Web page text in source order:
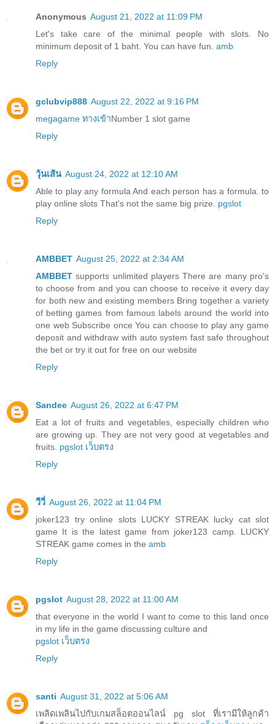
Anonymous August 21, 2022 at 11:09 PM
Let's take care of the minimal people with slots. No
minimum deposit of 1 baht. You can have fun. amb
Reply
gclubvip888 August 22, 2022 at 9:16 PM
megagame ทางเข้าNumber 1 slot game
Reply
วุ้นเส้น August 24, 2022 at 12:10 AM
Able to play any formula And each person has a formula. to
play online slots That's not the same big prize. pgslot
Reply
AMBBET August 25, 2022 at 2:34 AM
AMBBET supports unlimited players There are many pro's
to choose from and you can choose to receive it every day
for both new and existing members Bring together a variety
of betting games from famous labels around the world into
one web Subscribe once You can choose to play any game
deposit and withdraw with auto system fast safe throughout
the bet or try it out for free on our website
Reply
Sandee August 26, 2022 at 6:47 PM
Eat a lot of fruits and vegetables, especially children who
are growing up. They are not very good at vegetables and
fruits. pgslot เว็บตรง
Reply
วีวี่ August 26, 2022 at 11:04 PM
joker123 try online slots LUCKY STREAK lucky cat slot
game It is the latest game from joker123 camp. LUCKY
STREAK game comes in the amb
Reply
pgslot August 28, 2022 at 11:00 AM
that everyone in the world I want to come to this land once
in my life in the game discussing culture and
pgslot เว็บตรง
Reply
santi August 31, 2022 at 5:06 AM
เพลิดเพลินไปกับเกมสล็อตออนไลน์ pg slot ที่เรามีให้ลูกค้า